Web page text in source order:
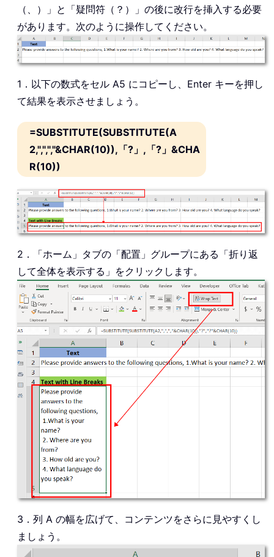
（、）」と「疑問符（？）」の後に改行を挿入する必要
があります。次のように操作してください。
1．以下の数式をセル A5 にコピーし、Enter キーを押し
て結果を表示させましょう。
=SUBSTITUTE(SUBSTITUTE(A
2,",",","&CHAR(10)),「?」,「?」&CHA
R(10))
2．「ホーム」タブの「配置」グループにある「折り返
して全体を表示する」をクリックします。
3．列 A の幅を広げて、コンテンツをさらに見やすくし
ましょう。